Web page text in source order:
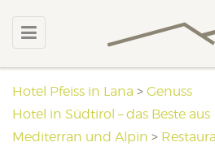
Hotel Pfeiss in Lana > Genuss
Hotel in Südtirol – das Beste aus
Mediterran und Alpin >